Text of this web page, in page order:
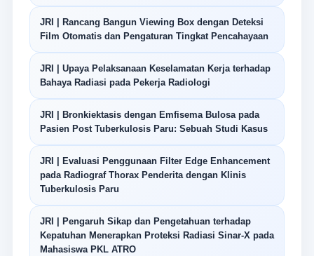
JRI | Rancang Bangun Viewing Box dengan Deteksi
Film Otomatis dan Pengaturan Tingkat Pencahayaan
JRI | Upaya Pelaksanaan Keselamatan Kerja terhadap
Bahaya Radiasi pada Pekerja Radiologi
JRI | Bronkiektasis dengan Emfisema Bulosa pada
Pasien Post Tuberkulosis Paru: Sebuah Studi Kasus
JRI | Evaluasi Penggunaan Filter Edge Enhancement
pada Radiograf Thorax Penderita dengan Klinis
Tuberkulosis Paru
JRI | Pengaruh Sikap dan Pengetahuan terhadap
Kepatuhan Menerapkan Proteksi Radiasi Sinar-X pada
Mahasiswa PKL ATRO